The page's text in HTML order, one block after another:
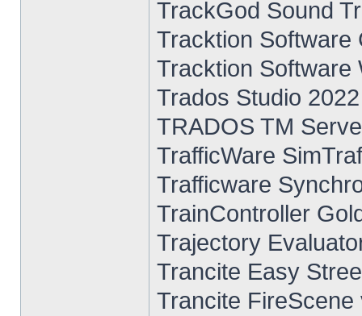
TrackGod Sound
Tracktion Software
Tracktion Software
Trados Studio
TRADOS TM
TrafficWare
Trafficware
TrainController
Trajectory
Trancite Easy
Trancite